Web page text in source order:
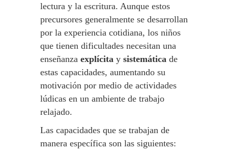
lectura y la escritura. Aunque estos
precursores generalmente se desarrollan
por la experiencia cotidiana, los niños
que tienen dificultades necesitan una
enseñanza explícita y sistemática de
estas capacidades, aumentando su
motivación por medio de actividades
lúdicas en un ambiente de trabajo
relajado.
Las capacidades que se trabajan de
manera específica son las siguientes: